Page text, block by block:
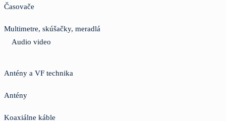
Časovače
Multimetre, skúšačky, meradlá
Audio video
Antény a VF technika
Antény
Koaxiálne káble